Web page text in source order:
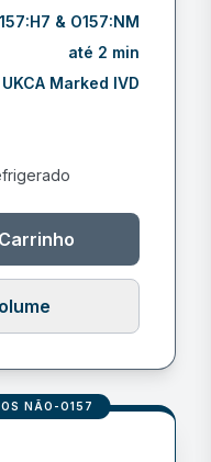
& O157:NM
até 2 min
UKCA Marked IVD
NÃO-O157